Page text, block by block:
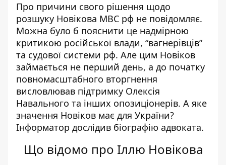
Про причини свого рішення щодо
розшуку Новікова МВС рф не повідомляє.
Можна було б пояснити це надмірною
критикою російської влади, “вагнерівців”
та судової системи рф. Але цим Новіков
займається не перший день, а до початку
повномасштабного вторгнення
висловлював підтримку Олексія
Навального та інших опозиціонерів. А яке
значення Новіков має для України?
Інформатор дослідив біографію адвоката.
Що відомо про Іллю Новікова